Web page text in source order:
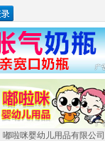
嘟啦咪婴幼儿用品有限公司